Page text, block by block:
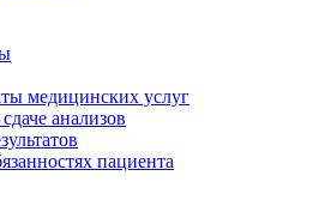
медицинских услуг
анализов
пациента